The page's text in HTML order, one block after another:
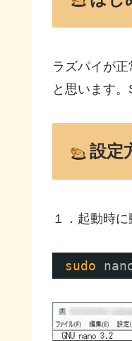
ラズパイが
と思います
設定
１．起動時
sudo